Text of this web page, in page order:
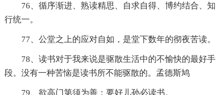
76、循序渐进、熟读精思、自求自得、博约结合、知
行统一。
77、公堂之上的应对自如，是堂下数年的彻夜苦读。
78、读书对于我来说是驱散生活中的不愉快的最好手
段。没有一种苦恼是读书所不能驱散的。孟德斯鸠
79、欲高门第须为善；要好儿孙必读书。